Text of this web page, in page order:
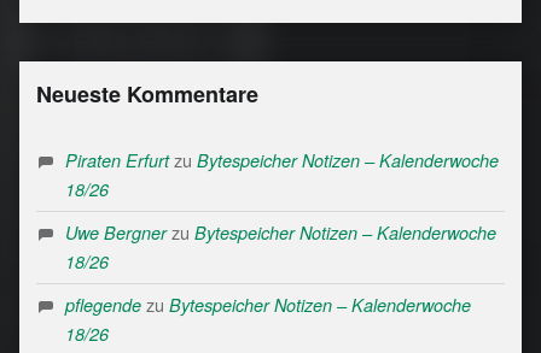
Neueste Kommentare
Piraten Erfurtzu Bytespeicher Notizen – Kalenderwoche
18/26
Uwe Bergnerzu Bytespeicher Notizen – Kalenderwoche
18/26
pflegendezu Bytespeicher Notizen – Kalenderwoche
18/26